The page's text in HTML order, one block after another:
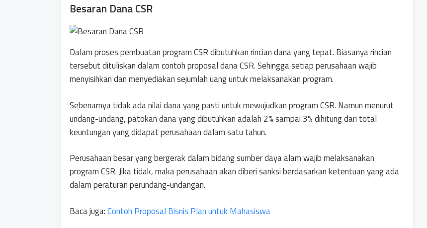
Besaran Dana CSR
Dalam proses pembuatan program CSR dibutuhkan rincian dana yang tepat. Biasanya rincian
tersebut dituliskan dalam contoh proposal dana CSR. Sehingga setiap perusahaan wajib
menyisihkan dan menyediakan sejumlah uang untuk melaksanakan program.
Sebenarnya tidak ada nilai dana yang pasti untuk mewujudkan program CSR. Namun menurut
undang-undang, patokan dana yang dibutuhkan adalah 2% sampai 3% dihitung dari total
keuntungan yang didapat perusahaan dalam satu tahun.
Perusahaan besar yang bergerak dalam bidang sumber daya alam wajib melaksanakan
program CSR. Jika tidak, maka perusahaan akan diberi sanksi berdasarkan ketentuan yang ada
dalam peraturan perundang-undangan.
Baca juga:Contoh Proposal Bisnis Plan untuk Mahasiswa